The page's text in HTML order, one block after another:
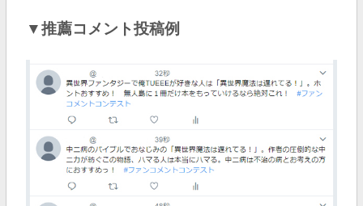
▼推薦コメント投稿例